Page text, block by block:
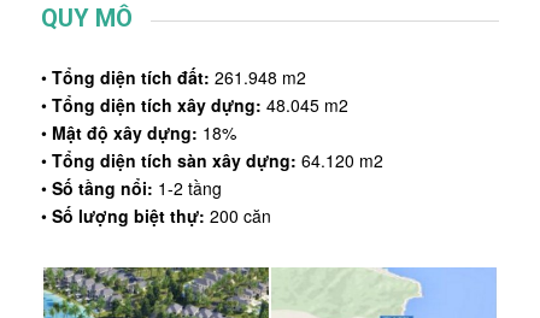
QUY MÔ
• Tổng diện tích đất: 261.948 m2
• Tổng diện tích xây dựng: 48.045 m2
• Mật độ xây dựng: 18%
• Tổng diện tích sàn xây dựng: 64.120 m2
• Số tầng nổi: 1-2 tầng
• Số lượng biệt thự: 200 căn